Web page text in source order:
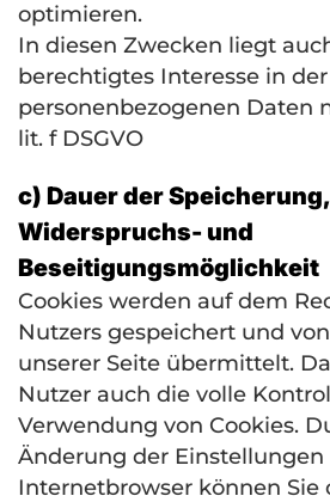
optimieren.
In diesen Zwecken liegt
berechtigtes Interesse in
personenbezogenen Daten
lit. f DSGVO
c) Dauer der Speicherung,
Widerspruchs- und
Beseitigungsmöglichkeit
Cookies werden auf dem
Nutzers gespeichert und
unserer Seite übermittelt.
Nutzer auch die volle
Verwendung von Cookies.
Änderung der
Internetbrowser können Sie